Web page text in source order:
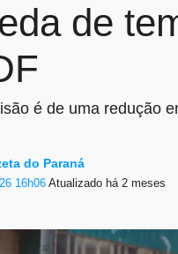
de
é de uma redução
do Paraná
16h06Atualizado há 2 meses